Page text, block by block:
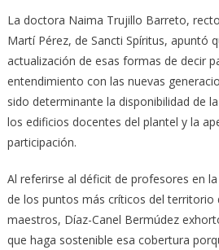
La doctora Naima Trujillo Barreto,
Martí Pérez, de Sancti Spíritus, apuntó
actualización de esas formas de decir
entendimiento con las nuevas
sido determinante la disponibilidad de
los edificios docentes del plantel y la
participación.
Al referirse al déficit de profesores en
de los puntos más críticos del territorio
maestros, Díaz-Canel Bermúdez
que haga sostenible esa cobertura